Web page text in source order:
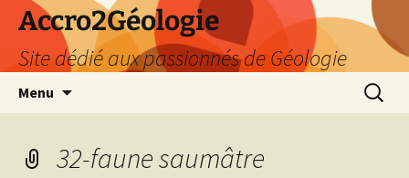
Accro2Géologie
Site dédié aux passionnés de Géologie
Menu
32-faune saumâtre